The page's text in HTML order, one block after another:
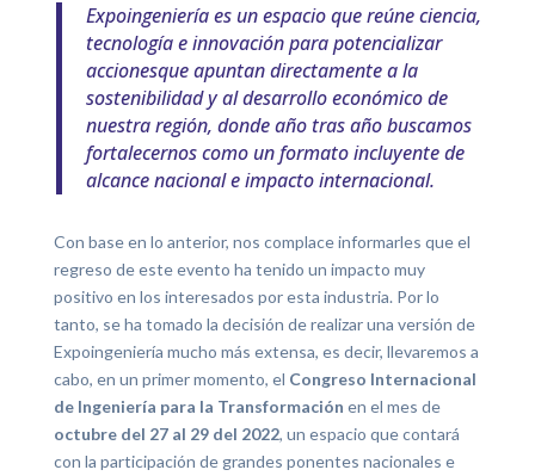
Expoingeniería es un espacio que reúne ciencia,
tecnología e innovación para potencializar
accionesque apuntan directamente a la
sostenibilidad y al desarrollo económico de
nuestra región, donde año tras año buscamos
fortalecernos como un formato incluyente de
alcance nacional e impacto internacional.
Con base en lo anterior, nos complace informarles que el
regreso de este evento ha tenido un impacto muy
positivo en los interesados por esta industria. Por lo
tanto, se ha tomado la decisión de realizar una versión de
Expoingeniería mucho más extensa, es decir, llevaremos a
cabo, en un primer momento, el Congreso Internacional
de Ingeniería para la Transformación en el mes de
octubre del 27 al 29 del 2022, un espacio que contará
con la participación de grandes ponentes nacionales e